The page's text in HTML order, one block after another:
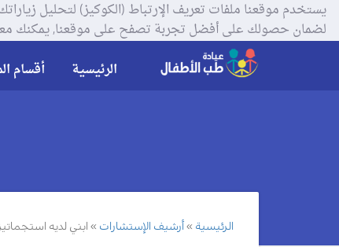
لضمان حصولك على أفضل تجربة تصفح على موقعنا, يمكنك
الرئيسية أقسام
الرئيسية أرشيف الإستشارات ابني لديه